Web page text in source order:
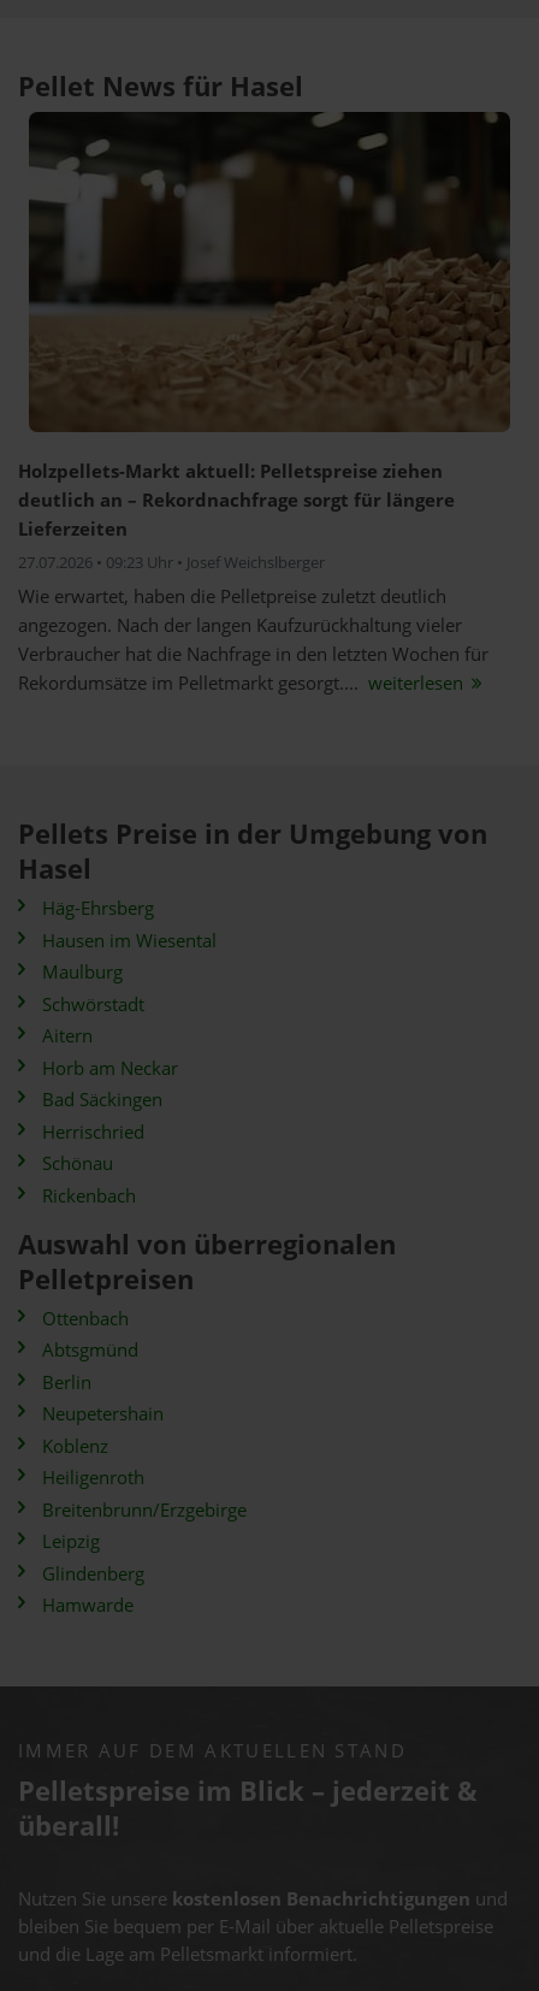
Pellet News für Hasel
Holzpellets-Markt aktuell: Pelletspreise ziehen
deutlich an – Rekordnachfrage sorgt für längere
Lieferzeiten
27.07.2026 • 09:23 Uhr • Josef Weichslberger
Wie erwartet, haben die Pelletpreise zuletzt deutlich
angezogen. Nach der langen Kaufzurückhaltung vieler
Verbraucher hat die Nachfrage in den letzten Wochen für
Rekordumsätze im Pelletmarkt gesorgt.... weiterlesen
Pellets Preise in der Umgebung von
Hasel
Häg-Ehrsberg
Hausen im Wiesental
Maulburg
Schwörstadt
Aitern
Horb am Neckar
Bad Säckingen
Herrischried
Schönau
Rickenbach
Auswahl von überregionalen
Pelletpreisen
Ottenbach
Abtsgmünd
Berlin
Neupetershain
Koblenz
Heiligenroth
Breitenbrunn/Erzgebirge
Leipzig
Glindenberg
Hamwarde
IMMER AUF DEM AKTUELLEN STAND
Pelletspreise im Blick – jederzeit &
überall!
Nutzen Sie unsere kostenlosen Benachrichtigungen und
bleiben Sie bequem per E-Mail über aktuelle Pelletspreise
und die Lage am Pelletsmarkt informiert.